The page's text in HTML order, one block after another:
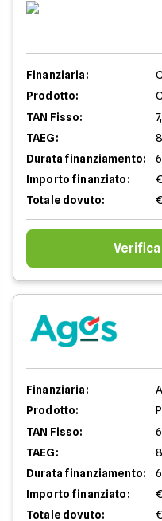
Finanziaria:
Prodotto:
TAN Fisso:
TAEG:
Durata finanziamento:
Importo finanziato:
Totale dovuto:
Finanziaria:
Prodotto:
TAN Fisso:
TAEG:
Durata finanziamento:
Importo finanziato:
Totale dovuto: